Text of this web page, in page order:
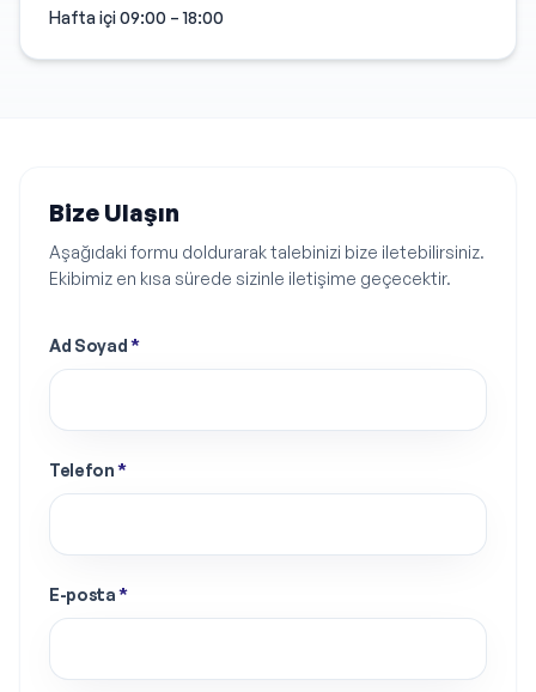
Hafta içi 09:00 – 18:00
Bize Ulaşın
Aşağıdaki formu doldurarak talebinizi bize iletebilirsiniz.
Ekibimiz en kısa sürede sizinle iletişime geçecektir.
Ad Soyad*
Telefon*
E-posta*